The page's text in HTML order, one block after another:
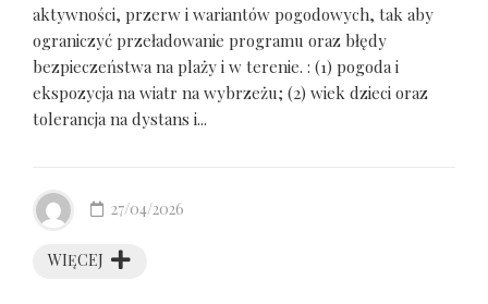
aktywności, przerw i wariantów pogodowych, tak aby
ograniczyć przeładowanie programu oraz błędy
bezpieczeństwa na plaży i w terenie. : (1) pogoda i
ekspozycja na wiatr na wybrzeżu; (2) wiek dzieci oraz
tolerancja na dystans i...
WIĘCEJ
27/04/2026